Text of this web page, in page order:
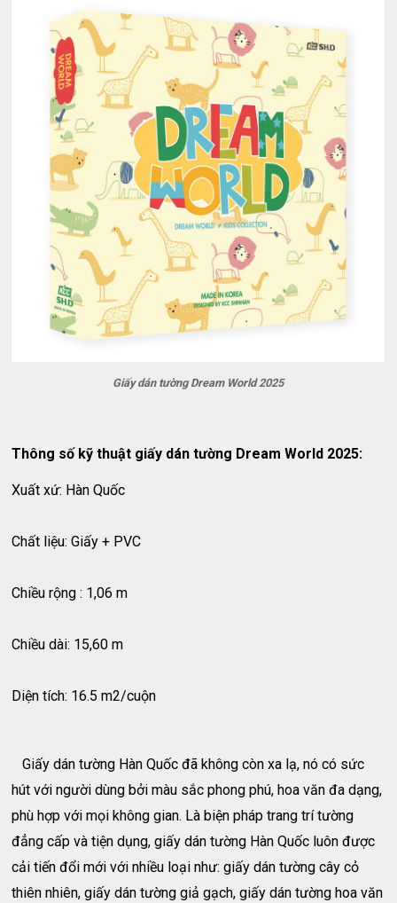
Giấy dán tường Dream World 2025
Thông số kỹ thuật giấy dán tường Dream World 2025:
Xuất xứ: Hàn Quốc
Chất liệu: Giấy + PVC
Chiều rộng : 1,06 m
Chiều dài: 15,60 m
Diện tích: 16.5 m2/cuộn
Giấy dán tường Hàn Quốc đã không còn xa lạ, nó có sức
hút với người dùng bởi màu sắc phong phú, hoa văn đa dạng,
phù hợp với mọi không gian. Là biện pháp trang trí tường
đẳng cấp và tiện dụng, giấy dán tường Hàn Quốc luôn được
cải tiến đổi mới với nhiều loại như: giấy dán tường cây cỏ
thiên nhiên, giấy dán tường giả gạch, giấy dán tường hoa văn